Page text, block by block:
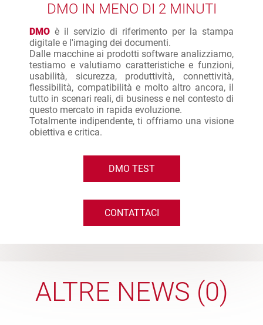
DMO IN MENO DI 2 MINUTI
DMO è il servizio di riferimento per la stampa
digitale e l'imaging dei documenti.
Dalle macchine ai prodotti software analizziamo,
testiamo e valutiamo caratteristiche e funzioni,
usabilità, sicurezza, produttività, connettività,
flessibilità, compatibilità e molto altro ancora, il
tutto in scenari reali, di business e nel contesto di
questo mercato in rapida evoluzione.
Totalmente indipendente, ti offriamo una visione
obiettiva e critica.
DMO TEST
CONTATTACI
ALTRE NEWS (0)